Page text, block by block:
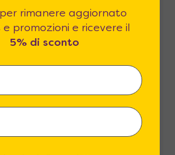
per rimanere aggiornato
e promozioni e ricevere il
5% di sconto